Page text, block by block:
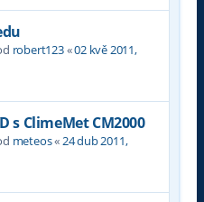
robert123«02 kvě 2011,
s ClimeMet CM2000
meteos«24 dub 2011,